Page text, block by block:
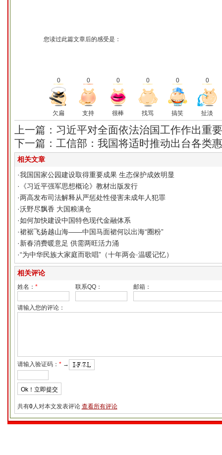
您读过此篇文章后的感受是：
0 0 0 0 0 0
欠扁 支持 很棒 找骂 搞笑 扯淡
上一篇：习近平对全面依法治国工作作出重
下一篇：工信部：我国将适时推动出台各类
相关文章
·我国国家公园建设取得重要成果 生态保护成效明显
· 《习近平强军思想概论》教材出版发行
·两高发布司法解释从严惩处性侵害未成年人犯罪
·沃野尽飘香 大国粮满仓
·如何加快建设中国特色现代金融体系
·裙裾飞扬越山海——中国马面裙何以出海“圈粉”
·新春消费暖意足 供需两旺活力涌
·“为中华民族大家庭而歌唱”（十年两会·温暖记忆）
相关评论
姓名： * 联系QQ： 邮箱：
请输入您的评论：
请输入验证码： *→
共有0人对本文发表评论 查看所有评论